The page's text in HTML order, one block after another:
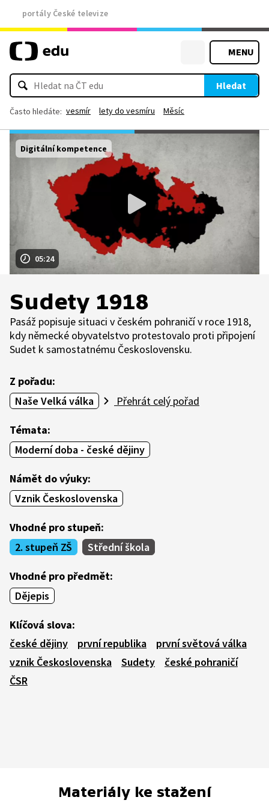
portály České televize
MENU
Hledat
Často hledáte: vesmír lety do vesmíru Měsíc
05:24
Digitální kompetence
Sudety 1918
Pasáž popisuje situaci v českém pohraničí v roce 1918,
kdy německé obyvatelstvo protestovalo proti připojení
Sudet k samostatnému Československu.
Z pořadu:
Naše Velká válka
Přehrát celý pořad
Témata:
Moderní doba - české dějiny
Námět do výuky:
Vznik Československa
Vhodné pro stupeň:
2. stupeň ZŠ
Střední škola
Vhodné pro předmět:
Dějepis
Klíčová slova:
české dějiny
první republika
první světová válka
vznik Československa
Sudety
české pohraničí
ČSR
Materiály ke stažení